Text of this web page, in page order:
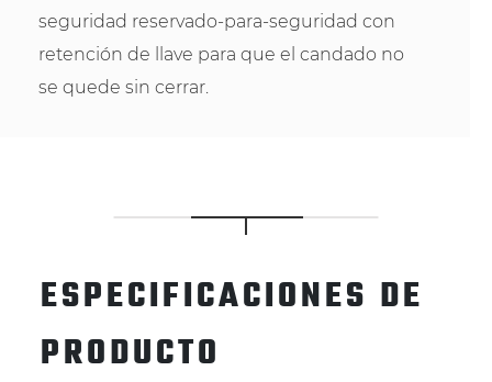
seguridad reservado-para-seguridad con
retención de llave para que el candado no
se quede sin cerrar.
ESPECIFICACIONES DE
PRODUCTO